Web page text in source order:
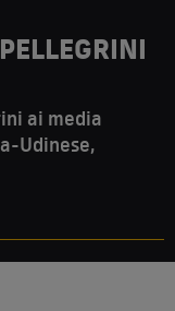
ai media
Udinese,